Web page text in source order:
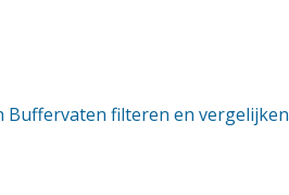
Buffervaten filteren en vergelijken